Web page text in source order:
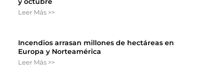
Leer Más >>
Incendios arrasan millones de hectáreas en
Europa y Norteamérica
Leer Más >>